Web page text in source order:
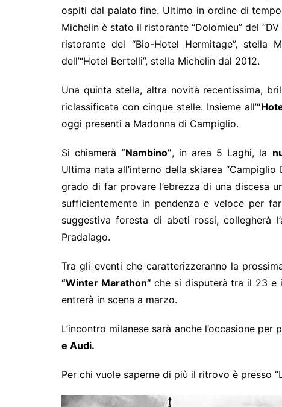
ospiti dal palato fine. Ultimo in ordine di
Michelin è stato il ristorante “Dolomieu” del
ristorante del “Bio-Hotel Hermitage”, stella
dell’“Hotel Bertelli”, stella Michelin dal 2012.
Una quinta stella, altra novità recentissima,
riclassificata con cinque stelle. Insieme all’
oggi presenti a Madonna di Campiglio.
Si chiamerà“Nambino”, in area 5 Laghi, la
Ultima nata all’interno della skiarea
grado di far provare l’ebrezza di una discesa
sufficientemente in pendenza e veloce per
suggestiva foresta di abeti rossi, collegherà
Pradalago.
Tra gli eventi che caratterizzeranno la
“Winter Marathon” che si disputerà tra il 23 e
entrerà in scena a marzo.
L’incontro milanese sarà anche l’occasione per
e Audi.
Per chi vuole saperne di più il ritrovo è presso